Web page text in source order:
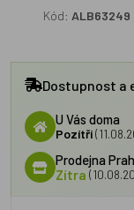
Kód: ALB63249
Dostupnost a
U Vás doma
Pozítří
Prodejna
Zítra